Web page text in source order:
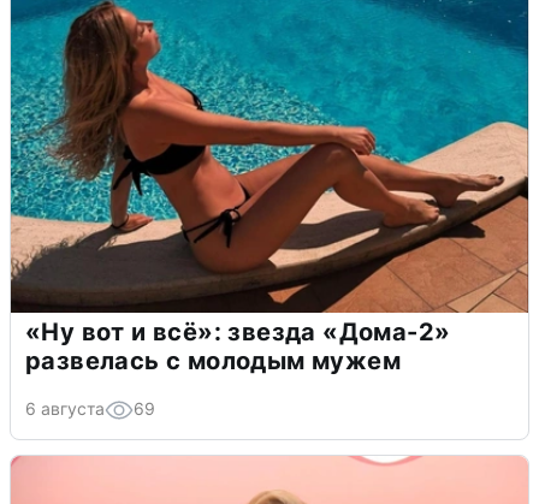
«Ну вот и всё»: звезда «Дома-2»
развелась с молодым мужем
6 августа 69